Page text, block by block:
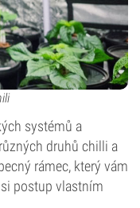
systémů a
druhů chilli a
rámec, který vám
postup vlastním